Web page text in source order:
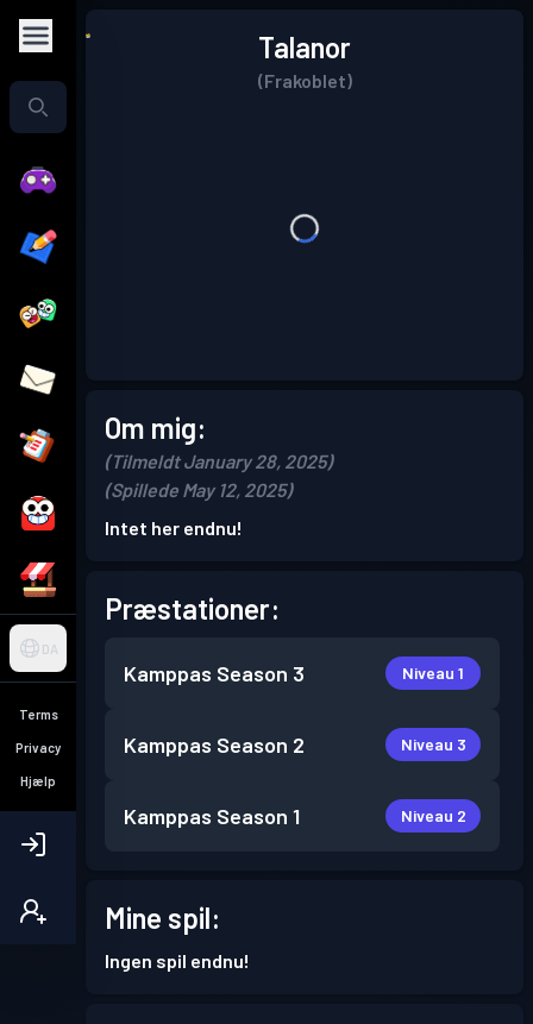
DA
Terms
Privacy
Hjælp
Talanor
(Frakoblet)
Om mig:
(Tilmeldt January 28, 2025)
(Spillede May 12, 2025)
Intet her endnu!
Præstationer:
Kamppas Season 3 Niveau 1
Kamppas Season 2 Niveau 3
Kamppas Season 1 Niveau 2
Mine spil:
Ingen spil endnu!